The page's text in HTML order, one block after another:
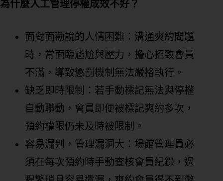
為什麼人工管理停權成效不好？
面對面勸說的人情困難：溝通爽約問題
時，常面臨尷尬與壓力，擔心招致會員
不滿，導致懲罰機制無法嚴格執行。
缺乏即時限制：若手動標記無法與停權
自動聯動，會員即便被標記爽約多次，
預約權限仍未及時被限制。
容易漏判，管理漏洞大：場館管理員必
須在每次預約時手動查核會員紀錄，過